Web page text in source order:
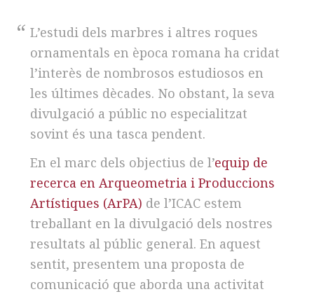
L’estudi dels marbres i altres roques
ornamentals en època romana ha cridat
l’interès de nombrosos estudiosos en
les últimes dècades. No obstant, la seva
divulgació a públic no especialitzat
sovint és una tasca pendent.
En el marc dels objectius de l’equip de
recerca en Arqueometria i Produccions
Artístiques (ArPA) de l’ICAC estem
treballant en la divulgació dels nostres
resultats al públic general. En aquest
sentit, presentem una proposta de
comunicació que aborda una activitat